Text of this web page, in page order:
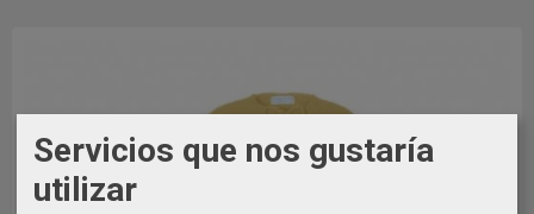
Servicios que nos gustaría
utilizar